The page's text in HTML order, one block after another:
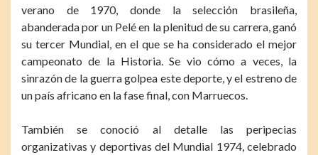
verano de 1970, donde la selección brasileña,
abanderada por un Pelé en la plenitud de su carrera, ganó
su tercer Mundial, en el que se ha considerado el mejor
campeonato de la Historia. Se vio cómo a veces, la
sinrazón de la guerra golpea este deporte, y el estreno de
un país africano en la fase final, con Marruecos.
También se conoció al detalle las peripecias
organizativas y deportivas del Mundial 1974, celebrado